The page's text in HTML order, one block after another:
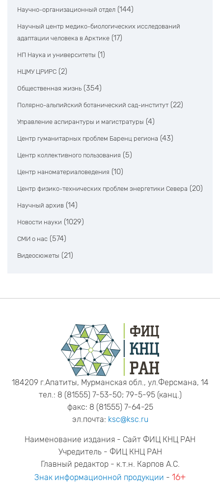
Научно-организационный отдел (144)
Научный центр медико-биологических исследований
адаптации человека в Арктике (17)
НП Наука и университеты (1)
НЦМУ ЦРИРС (2)
Общественная жизнь (354)
Полярно-альпийский ботанический сад-институт (22)
Управление аспирантуры и магистратуры (4)
Центр гуманитарных проблем Баренц региона (43)
Центр коллективного пользования (5)
Центр наноматериаловедения (10)
Центр физико-технических проблем энергетики Севера (20)
Научный архив (14)
Новости науки (1029)
СМИ о нас (574)
Видеосюжеты (21)
184209 г.Апатиты, Мурманская обл., ул.Ферсмана, 14
тел.: 8 (81555) 7-53-50; 79-5-95 (канц.)
факс: 8 (81555) 7-64-25
эл.почта: ksc@ksc.ru
Наименование издания - Сайт ФИЦ КНЦ РАН
Учредитель - ФИЦ КНЦ РАН
Главный редактор - к.т.н. Карпов А.С.
Знак информационной продукции - 16+